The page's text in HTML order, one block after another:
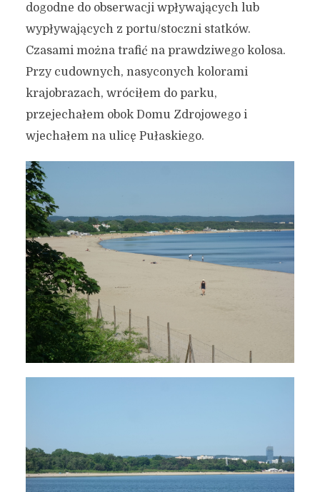
dogodne do obserwacji wpływających lub
wypływających z portu/stoczni statków.
Czasami można trafić na prawdziwego kolosa.
Przy cudownych, nasyconych kolorami
krajobrazach, wróciłem do parku,
przejechałem obok Domu Zdrojowego i
wjechałem na ulicę Pułaskiego.